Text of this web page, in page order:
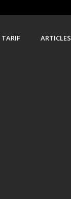
TARIF ARTICLES